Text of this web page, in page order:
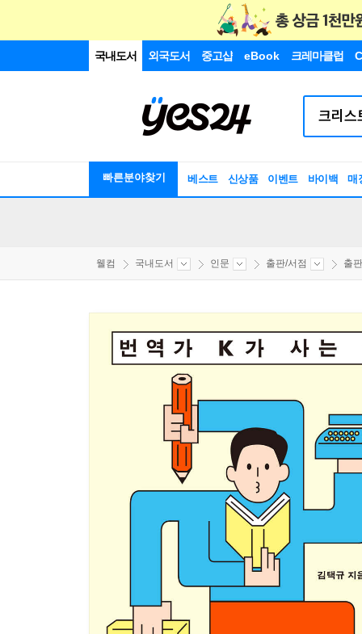
국내도서 외국도서 중고샵 eBook 크레마클럽
빠른분야찾기 베스트 신상품 이벤트 바이백 매
웰컴 국내도서 인문 출판/서점 출